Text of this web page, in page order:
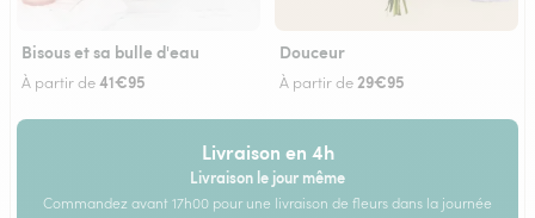
Bisous et sa bulle d'eau
À partir de41€95
Douceur
À partir de 29€95
Livraison en 4h
Livraison le jour même
Commandez avant 17h00 pour une livraison de fleurs dans la journée